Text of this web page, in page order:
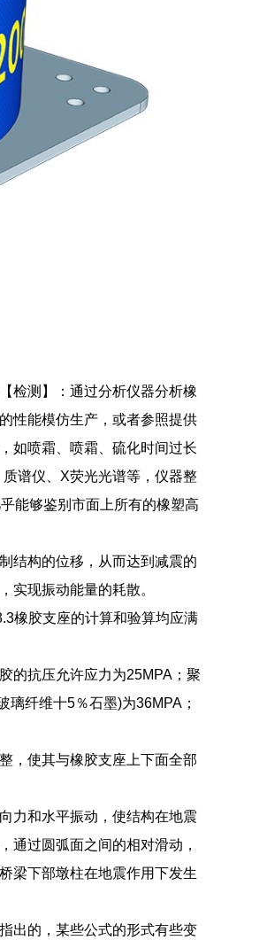
检测】：通过分析仪器分析橡
性能模仿生产，或者参照提供
如喷霜、喷霜、硫化时间过长
谱仪、X荧光光谱等，仪器整
能够鉴别市面上所有的橡塑高
结构的位移，从而达到减震的
实现振动能量的耗散。
橡胶支座的计算和验算均应满
的抗压允许应力为25MPA；聚
纤维十5％石墨)为36MPA；
，使其与橡胶支座上下面全部
力和水平振动，使结构在地震
通过圆弧面之间的相对滑动，
梁下部墩柱在地震作用下发生
出的，某些公式的形式有些变